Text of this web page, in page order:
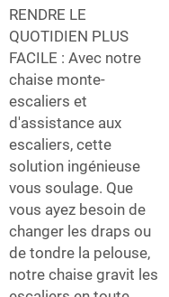
RENDRE LE
QUOTIDIEN PLUS
FACILE : Avec notre
chaise monte-
escaliers et
d'assistance aux
escaliers, cette
solution ingénieuse
vous soulage. Que
vous ayez besoin de
changer les draps ou
de tondre la pelouse,
notre chaise gravit les